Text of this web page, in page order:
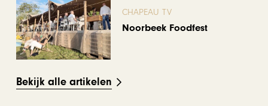
CHAPEAU TV
Noorbeek Foodfest
Bekijk alle artikelen